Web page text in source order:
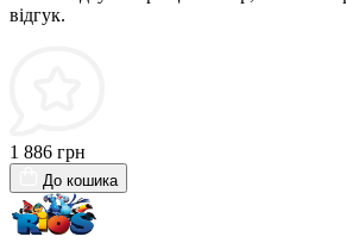
відгук.
1 886 грн
До кошика